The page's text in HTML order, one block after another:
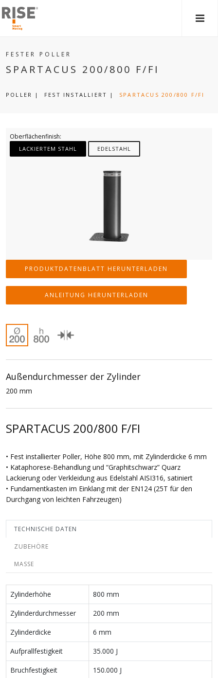
FESTER POLLER
SPARTACUS 200/800 F/FI
POLLER | FEST INSTALLIERT | SPARTACUS 200/800 F/FI
Oberflächenfinish:
LACKIERTEM STAHL EDELSTAHL
PRODUKTDATENBLATT HERUNTERLADEN
ANLEITUNG HERUNTERLADEN
Außendurchmesser der Zylinder
200 mm
SPARTACUS 200/800 F/FI
• Fest installierter Poller, Höhe 800 mm, mit Zylinderdicke 6 mm
• Kataphorese-Behandlung und “Graphitschwarz” Quarz
Lackierung oder Verkleidung aus Edelstahl AISI316, satiniert
• Fundamentkasten im Einklang mit der EN124 (25T für den
Durchgang von leichten Fahrzeugen)
TECHNISCHE DATEN
ZUBEHÖRE
MASSE
Zylinderhöhe 800 mm
Zylinderdurchmesser 200 mm
Zylinderdicke 6 mm
Aufprallfestigkeit 35.000 J
Bruchfestigkeit 150.000 J